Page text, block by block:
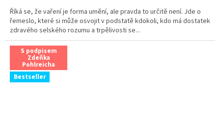
Říká se, že vaření je forma umění, ale pravda to určitě není. Jde o
řemeslo, které si může osvojit v podstatě kdokoli, kdo má dostatek
zdravého selského rozumu a trpělivosti se...
S podpisem
Zdeňka
Pohlreicha
Bestseller